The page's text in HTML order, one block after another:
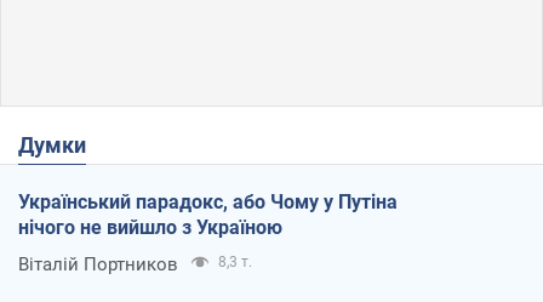
Думки
Український парадокс, або Чому у Путіна
нічого не вийшло з Україною
Віталій Портников 8,3 т.